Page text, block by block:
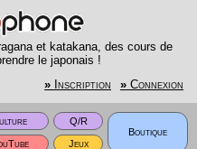
et katakana, des cours de
le japonais !
» Inscription » Connexion
Q/R
Boutique
Jeux